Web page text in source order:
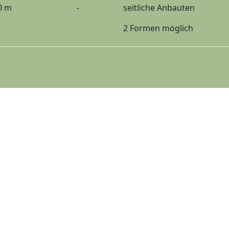
m
-
seitliche Anbauten
2 Formen möglich